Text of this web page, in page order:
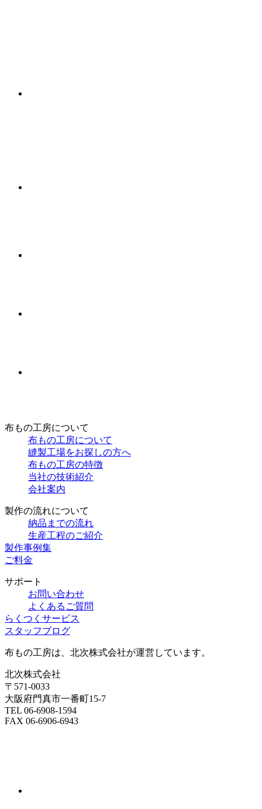
布もの工房について
布もの工房について
縫製工場をお探しの方へ
布もの工房の特徴
当社の技術紹介
会社案内
製作の流れについて
納品までの流れ
生産工程のご紹介
製作事例集
ご料金
サポート
お問い合わせ
よくあるご質問
らくつくサービス
スタッフブログ
布もの工房は、北次株式会社が運営しています。
北次株式会社
〒571-0033
大阪府門真市一番町15-7
TEL 06-6908-1594
FAX 06-6906-6943